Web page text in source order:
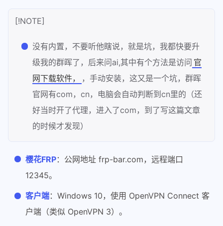
[!NOTE]
没有内置，不要听他瞎说，就是坑，我都快要升
级我的群晖了，后来问ai,其中有个方法是访问 官
网下载软件，
，手动安装，这又是一个坑，群晖
官网有com，cn，电脑会自动判断到cn里的（还
好当时开了代理，进入了com，到了写这篇文章
的时候才发现）
樱花FRP：公网地址 frp-bar.com，远程端口
12345。
客户端：Windows 10，使用 OpenVPN Connect 客
户端（类似 OpenVPN 3）。